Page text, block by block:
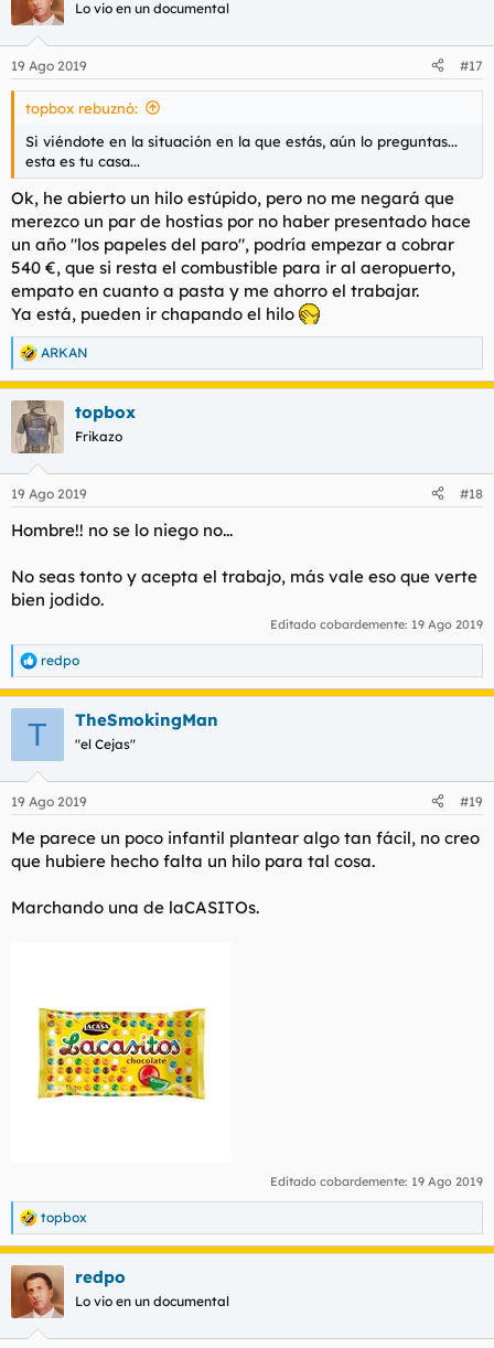
me preocupe por los turnos solo tengo que decirle que horas
necesito libres. Cobraré unos 800 € netos por 25 horas al mes.
Si descuento la gasolina y las horas perdidas que voy a hacer
en el aeropuerto creo que me sale a cuenta esperar un año y
sacarme los 500 y pico euros por la patilla, pero no puedo
esperar y ya he movido los hilos. Gñé.
¿Qué os parece esta estúpida situación? ¿Qué haríais en mi
lugar?
Bechis.
Ver el archivos adjunto 38259
i
e
s
Lo vio en un documental
19 Ago 2019 #17
topbox rebuznó:
Si viéndote en la situación en la que estás, aún lo preguntas...
esta es tu casa...
Ok, he abierto un hilo estúpido, pero no me negará que
merezco un par de hostias por no haber presentado hace
un año "los papeles del paro", podría empezar a cobrar
540 €, que si resta el combustible para ir al aeropuerto,
empato en cuanto a pasta y me ahorro el trabajar.
Ya está, pueden ir chapando el hilo
R
e
a
c
c
i
e
:
ARKAN
topbox
Frikazo
19 Ago 2019 #18
Hombre!! no se lo niego no...
No seas tonto y acepta el trabajo, más vale eso que verte
bien jodido.
Editado cobardemente: 19 Ago 2019
R
e
a
e
:
redpo
T TheSmokingMan
"el Cejas"
19 Ago 2019 #19
Me parece un poco infantil plantear algo tan fácil, no creo
que hubiere hecho falta un hilo para tal cosa.
Marchando una de laCASITOs.
Editado cobardemente: 19 Ago 2019
R
e
a
c
c
i
topbox
redpo
Lo vio en un documental